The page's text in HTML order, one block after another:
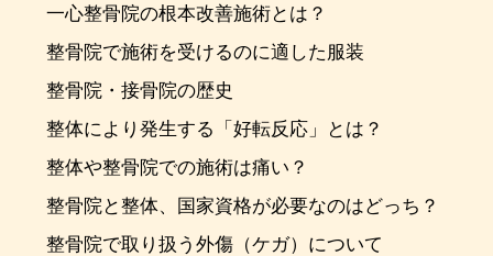
一心整骨院の根本改善施術とは？
整骨院で施術を受けるのに適した服装
整骨院・接骨院の歴史
整体により発生する「好転反応」とは？
整体や整骨院での施術は痛い？
整骨院と整体、国家資格が必要なのはどっち？
整骨院で取り扱う外傷（ケガ）について